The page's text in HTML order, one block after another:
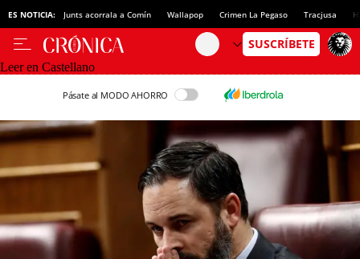
ES NOTICIA: Junts acorrala a Comín Wallapop Crimen La Pegaso Tracjusa
Leer en Castellano
Pásate al MODO AHORRO